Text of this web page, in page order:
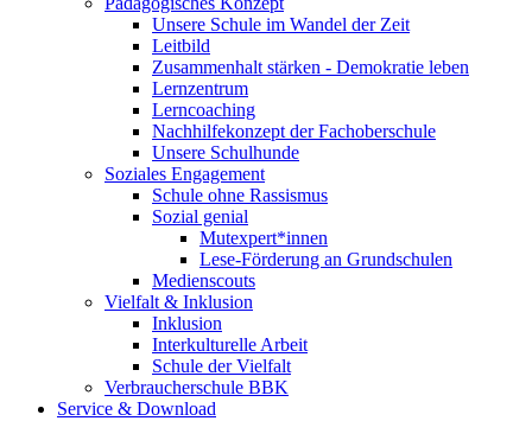
Unsere Schule im Wandel der Zeit
Leitbild
Zusammenhalt stärken - Demokratie leben
Lernzentrum
Lerncoaching
Nachhilfekonzept der Fachoberschule
Unsere Schulhunde
Soziales Engagement
Schule ohne Rassismus
Sozial genial
Mutexpert*innen
Lese-Förderung an Grundschulen
Medienscouts
Vielfalt & Inklusion
Inklusion
Interkulturelle Arbeit
Schule der Vielfalt
Verbraucherschule BBK
Service & Download